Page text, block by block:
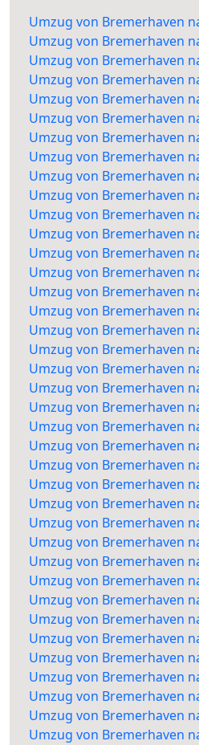
Umzug von Bremerhaven
Umzug von Bremerhaven
Umzug von Bremerhaven
Umzug von Bremerhaven
Umzug von Bremerhaven
Umzug von Bremerhaven
Umzug von Bremerhaven
Umzug von Bremerhaven
Umzug von Bremerhaven
Umzug von Bremerhaven
Umzug von Bremerhaven
Umzug von Bremerhaven
Umzug von Bremerhaven
Umzug von Bremerhaven
Umzug von Bremerhaven
Umzug von Bremerhaven
Umzug von Bremerhaven
Umzug von Bremerhaven
Umzug von Bremerhaven
Umzug von Bremerhaven
Umzug von Bremerhaven
Umzug von Bremerhaven
Umzug von Bremerhaven
Umzug von Bremerhaven
Umzug von Bremerhaven
Umzug von Bremerhaven
Umzug von Bremerhaven
Umzug von Bremerhaven
Umzug von Bremerhaven
Umzug von Bremerhaven
Umzug von Bremerhaven
Umzug von Bremerhaven
Umzug von Bremerhaven
Umzug von Bremerhaven
Umzug von Bremerhaven
Umzug von Bremerhaven
Umzug von Bremerhaven
Umzug von Bremerhaven